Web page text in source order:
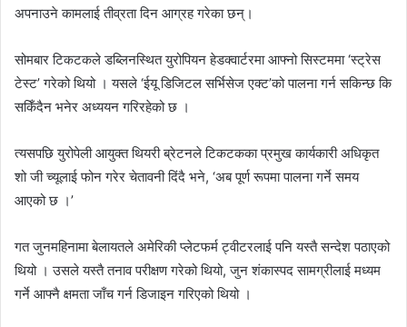
अपनाउने कामलाई तीव्रता दिन आग्रह गरेका छन्।
सोमबार टिकटकले डब्लिनस्थित युरोपियन हेडक्वार्टरमा आफ्नो सिस्टममा ‘स्ट्रेस
टेस्ट’ गरेको थियो । यसले ‘ईयू डिजिटल सर्भिसेज एक्ट’को पालना गर्न सकिन्छ कि
सकिँदैन भनेर अध्ययन गरिरहेको छ ।
त्यसपछि युरोपेली आयुक्त थियरी ब्रेटनले टिकटकका प्रमुख कार्यकारी अधिकृत
शो जी च्यूलाई फोन गरेर चेतावनी दिंदै भने, ‘अब पूर्ण रूपमा पालना गर्ने समय
आएको छ ।’
गत जुनमहिनामा बेलायतले अमेरिकी प्लेटफर्म ट्वीटरलाई पनि यस्तै सन्देश पठाएको
थियो । उसले यस्तै तनाव परीक्षण गरेको थियो, जुन शंकास्पद सामग्रीलाई मध्यम
गर्ने आफ्नै क्षमता जाँच गर्न डिजाइन गरिएको थियो ।